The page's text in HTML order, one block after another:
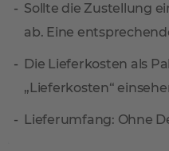
Sollte die Zustellung
ab. Eine
Die Lieferkosten als
„Lieferkosten“
Lieferumfang: Ohne